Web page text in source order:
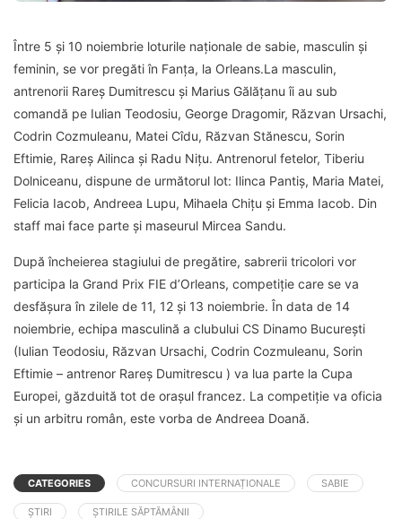
Între 5 și 10 noiembrie loturile naționale de sabie, masculin și
feminin, se vor pregăti în Fanța, la Orleans.La masculin,
antrenorii Rareș Dumitrescu și Marius Gălățanu îi au sub
comandă pe Iulian Teodosiu, George Dragomir, Răzvan Ursachi,
Codrin Cozmuleanu, Matei Cîdu, Răzvan Stănescu, Sorin
Eftimie, Rareș Ailinca și Radu Nițu. Antrenorul fetelor, Tiberiu
Dolniceanu, dispune de următorul lot: Ilinca Pantiș, Maria Matei,
Felicia Iacob, Andreea Lupu, Mihaela Chițu și Emma Iacob. Din
staff mai face parte și maseurul Mircea Sandu.
După încheierea stagiului de pregătire, sabrerii tricolori vor
participa la Grand Prix FIE d’Orleans, competiție care se va
desfășura în zilele de 11, 12 și 13 noiembrie. În data de 14
noiembrie, echipa masculină a clubului CS Dinamo București
(Iulian Teodosiu, Răzvan Ursachi, Codrin Cozmuleanu, Sorin
Eftimie – antrenor Rareș Dumitrescu ) va lua parte la Cupa
Europei, găzduită tot de orașul francez. La competiție va oficia
și un arbitru român, este vorba de Andreea Doană.
CATEGORIES CONCURSURI INTERNAȚIONALE SABIE
ȘTIRI ȘTIRILE SĂPTĂMÂNII